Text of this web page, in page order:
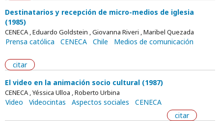
Destinatarios y recepción de micro-medios de iglesia
(1985)
CENECA , Eduardo Goldstein , Giovanna Riveri , Maribel Quezada
Prensa católica CENECA Chile Medios de comunicación
citar
El video en la animación socio cultural (1987)
CENECA , Yéssica Ulloa , Roberto Urbina
Video Videocintas Aspectos sociales
CENECA
citar